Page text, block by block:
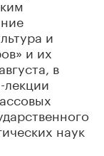
и
и их
в
наук